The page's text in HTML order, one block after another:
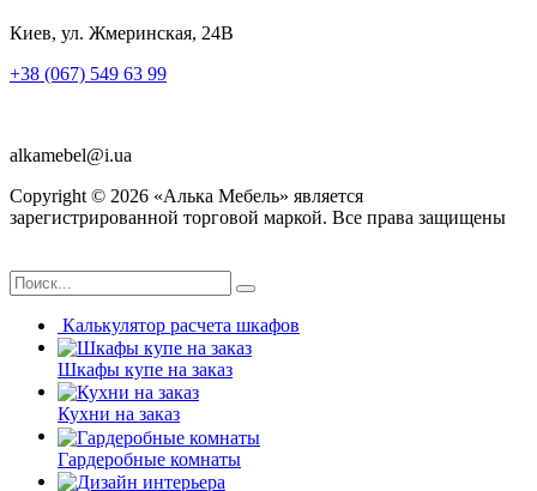
Киев, ул. Жмеринская, 24В
+38 (067) 549 63 99
alkamebel@i.ua
Copyright © 2026 «Алька Мебель» является
зарегистрированной торговой маркой. Все права защищены
Калькулятор расчета шкафов
Шкафы купе на заказ
Кухни на заказ
Гардеробные комнаты